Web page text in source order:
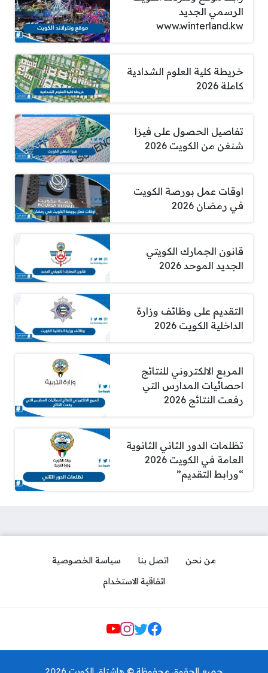
الرسمي الجديد
www.winterland.kw
خريطة كلية العلوم الشدادية
كاملة 2026
تفاصيل الحصول على فيزا
شنغن من الكويت 2026
اوقات عمل بورصة الكويت
في رمضان 2026
قانون الجمارك الكويتي
الجديد الموحد 2026
التقديم على وظائف وزارة
الداخلية الكويت 2026
المربع الالكتروني للنتائج
احصائيات المدارس التي
رفعت النتائج 2026
تظلمات الدور الثاني الثانوية
العامة في الكويت 2026
“ورابط التقديم”
من نحن اتصل بنا
سياسة الخصوصية
اتفاقية الاستخدام
Social Links